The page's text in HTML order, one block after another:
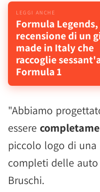
Formula Legends,
recensione di un
made in Italy che
raccoglie
Formula 1
"Abbiamo
essere
piccolo logo di
completi delle
Bruschi.